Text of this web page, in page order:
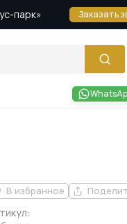
парк» Заказать
В избранное